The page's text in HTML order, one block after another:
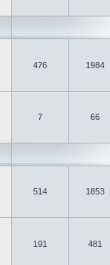
476 1984
7 66
514 1853
191 481